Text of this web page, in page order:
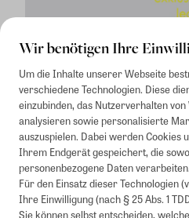
Wir benötigen Ihre
Um die Inhalte unserer Webseite
verschiedene Technologien. Diese
einzubinden, das Nutzerverhalten
analysieren sowie personalisierte
auszuspielen. Dabei werden
Ihrem Endgerät gespeichert, die
personenbezogene Daten verarbeiten.
Für den Einsatz dieser Technologien
Ihre Einwilligung (nach § 25 Abs. 1
Sie können selbst entscheiden,
Mindestbestellwert von 50€. Nicht
Buchpreisbindung unterliegen,
Barauszahlung möglich. Nicht mit
Briefsendungen sind vom